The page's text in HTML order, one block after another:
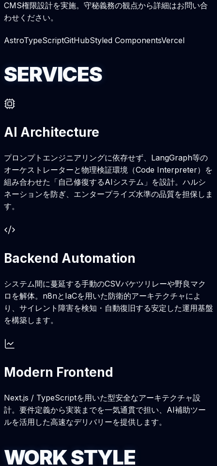
CMS権限設計を実施。守秘義務の観点から詳細はお問い合
わせください。
AstroTypeScriptGitHubStyled ComponentsVercel
SERVICES
AI Architecture
プロンプトエンジニアリングに依存せず、LangGraph等の
オーケストレーターと物理検証環境（Code Interpreter）を
組み合わせた「自己修復するAIシステム」を設計。ハルシ
ネーションを防ぎ、エンタープライズ水準の品質を担保しま
す。
Backend Automation
システム間に蔓延する手動のCSVバケツリレーや野良マク
ロを解体。n8nとIaCを用いた防衛的アーキテクチャによ
り、サイレント障害を検知・自動復旧する安定した運用基盤
を構築します。
Modern Frontend
Next.js / TypeScriptを用いた型安全なアーキテクチャ設
計。要件定義から実装までを一気通貫で担い、AI補助ツー
ルを活用した高速なデリバリーを提供します。
WORKSTYLE